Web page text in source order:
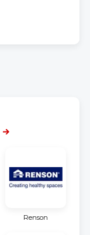
Renson